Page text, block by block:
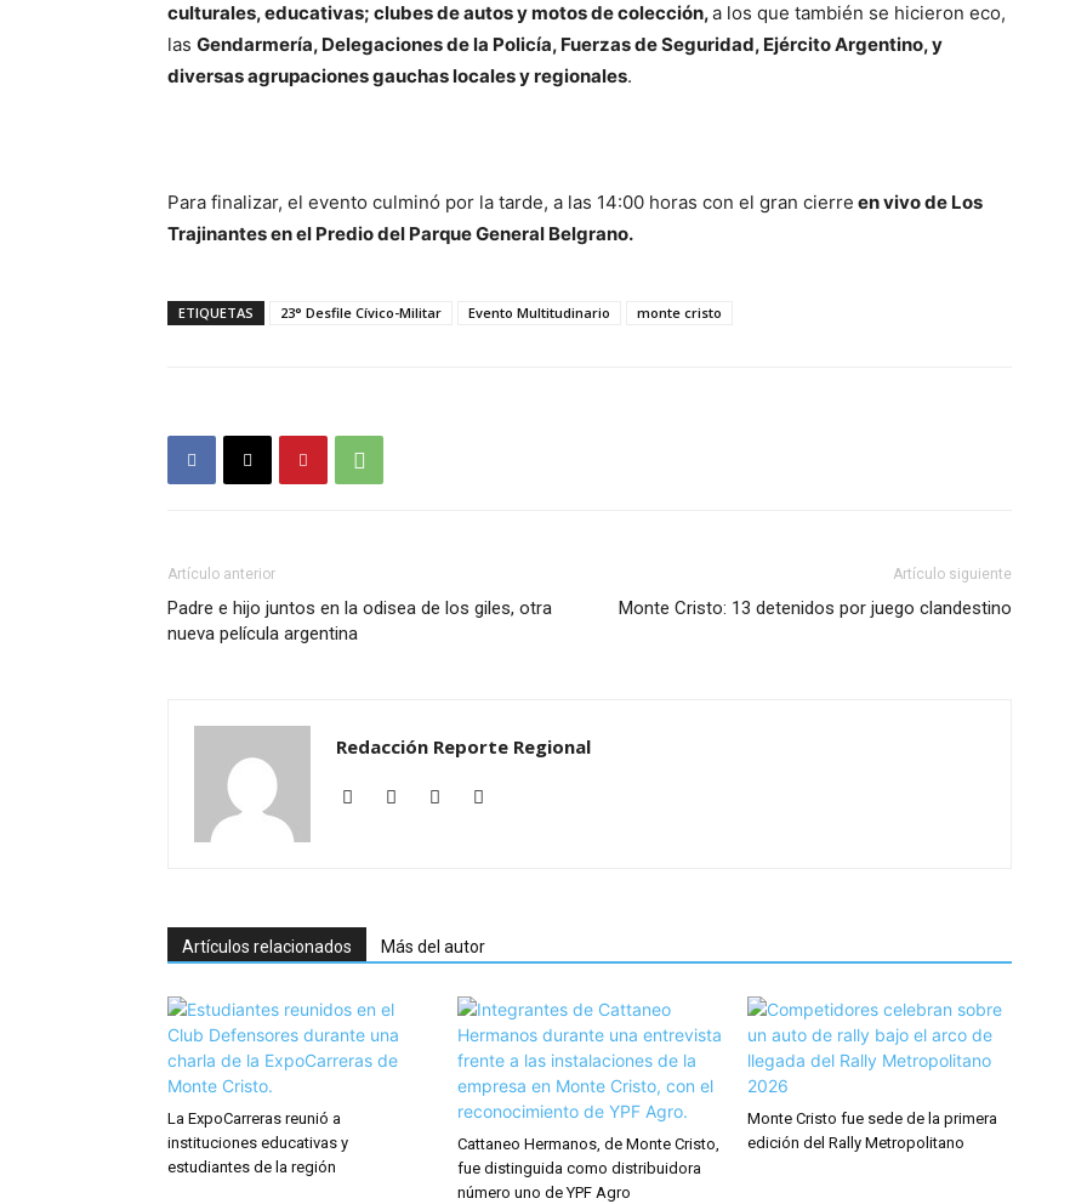
culturales, educativas; clubes de autos y motos de colección,a los que también se hicieron eco,
las Gendarmería, Delegaciones de la Policía, Fuerzas de Seguridad, Ejército Argentino, y
diversas agrupaciones gauchas locales y regionales.
Para finalizar, el evento culminó por la tarde, a las 14:00 horas con el gran cierre en vivo de Los
Trajinantesen el Predio del Parque General Belgrano.
ETIQUETAS 23° Desfile Cívico-Militar Evento Multitudinario monte cristo
Artículo anterior
Padre e hijo juntos en la odisea de los giles, otra
nueva película argentina
Artículo siguiente
Monte Cristo: 13 detenidos por juego clandestino
Redacción Reporte Regional
Artículos relacionados Más del autor
La ExpoCarreras reunió a
instituciones educativas y
estudiantes de la región
Cattaneo Hermanos, de Monte Cristo,
fue distinguida como distribuidora
número uno de YPF Agro
Monte Cristo fue sede de la primera
edición del Rally Metropolitano